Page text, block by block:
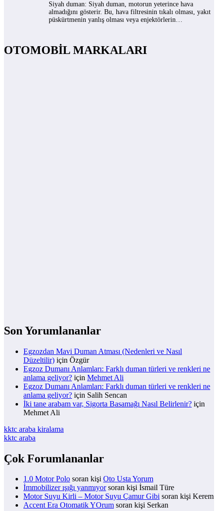
Siyah duman: Siyah duman, motorun yeterince hava
almadığını gösterir. Bu, hava filtresinin tıkalı olması, yakıt
püskürtmenin yanlış olması veya enjektörlerin…
OTOMOBİL MARKALARI
Son Yorumlananlar
Egzozdan Mavi Duman Atması (Nedenleri ve Nasıl
Düzeltilir) için Özgür
Egzoz Dumanı Anlamları: Farklı duman türleri ve renkleri ne
anlama geliyor? için Mehmet Ali
Egzoz Dumanı Anlamları: Farklı duman türleri ve renkleri ne
anlama geliyor? için Salih Sencan
İki tane arabam var, Sigorta Basamağı Nasıl Belirlenir? için
Mehmet Ali
kktc araba kiralama
kktc araba
Çok Forumlananlar
1.0 Motor Polo soran kişi Oto Usta Yorum
İmmobilizer ışığı yanmıyorsoran kişi İsmail Türe
Motor Suyu Kirli – Motor Suyu Çamur Gibi soran kişi Kerem
Accent Era Otomatik YOrum soran kişi Serkan